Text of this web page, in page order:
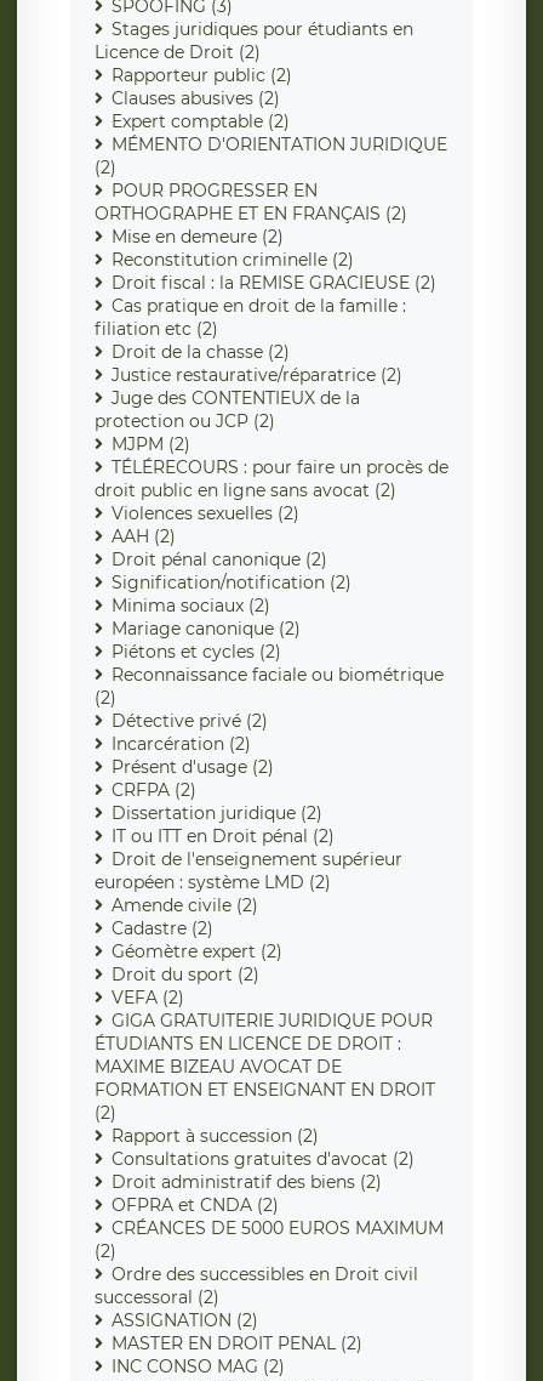
SPOOFING (3)
Stages juridiques pour étudiants en
Licence de Droit (2)
Rapporteur public (2)
Clauses abusives (2)
Expert comptable (2)
MÉMENTO D'ORIENTATION JURIDIQUE
(2)
POUR PROGRESSER EN
ORTHOGRAPHE ET EN FRANÇAIS (2)
Mise en demeure (2)
Reconstitution criminelle (2)
Droit fiscal : la REMISE GRACIEUSE (2)
Cas pratique en droit de la famille :
filiation etc (2)
Droit de la chasse (2)
Justice restaurative/réparatrice (2)
Juge des CONTENTIEUX de la
protection ou JCP (2)
MJPM (2)
TÉLÉRECOURS : pour faire un procès de
droit public en ligne sans avocat (2)
Violences sexuelles (2)
AAH (2)
Droit pénal canonique (2)
Signification/notification (2)
Minima sociaux (2)
Mariage canonique (2)
Piétons et cycles (2)
Reconnaissance faciale ou biométrique
(2)
Détective privé (2)
Incarcération (2)
Présent d'usage (2)
CRFPA (2)
Dissertation juridique (2)
IT ou ITT en Droit pénal (2)
Droit de l'enseignement supérieur
européen : système LMD (2)
Amende civile (2)
Cadastre (2)
Géomètre expert (2)
Droit du sport (2)
VEFA (2)
GIGA GRATUITERIE JURIDIQUE POUR
ÉTUDIANTS EN LICENCE DE DROIT :
MAXIME BIZEAU AVOCAT DE
FORMATION ET ENSEIGNANT EN DROIT
(2)
Rapport à succession (2)
Consultations gratuites d'avocat (2)
Droit administratif des biens (2)
OFPRA et CNDA (2)
CRÉANCES DE 5000 EUROS MAXIMUM
(2)
Ordre des successibles en Droit civil
successoral (2)
ASSIGNATION (2)
MASTER EN DROIT PENAL (2)
INC CONSO MAG (2)